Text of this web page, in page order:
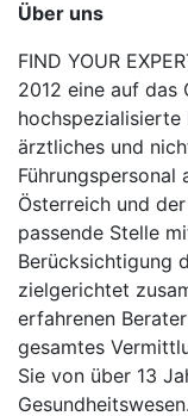
Über uns
FIND YOUR
2012 eine auf das
ärztliches und
Führungspersonal
Österreich und
passende Stelle
Berücksichtigung
zielgerichtet
erfahrenen
gesamtes
Sie von über 13
Gesundheitswesen.